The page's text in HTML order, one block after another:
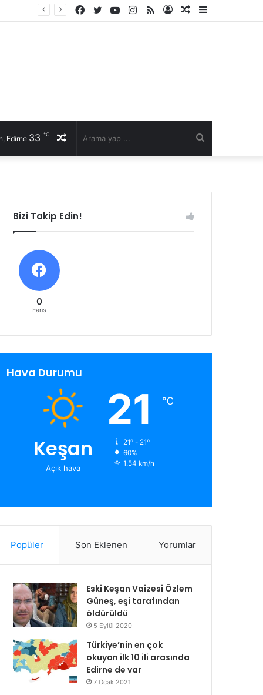
talep
Rastgele
Kayıt
RSS
Instagram
YouTube
Twitter
Facebook
Rastgele
Edirne 33 ℃
Bizi Takip Edin!
0
Fans
Hava Durumu
Keşan
Açık hava
21 ℃
21º - 21º
60%
1.54 km/h
Popüler Son Eklenen Yorumlar
Eski Keşan Vaizesi Özlem
Güneş, eşi tarafından
öldürüldü
5 Eylül 2020
Türkiye’nin en çok
okuyan ilk 10 ili arasında
Edirne de var
7 Ocak 2021